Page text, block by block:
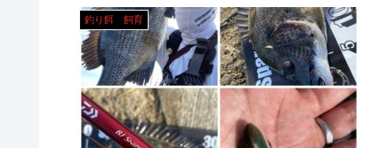
釣り餌 飼育